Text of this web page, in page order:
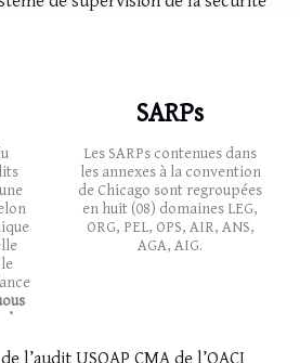
SARPs
Les SARPs contenues dans
les annexes à la convention
de Chicago sont regroupées
en huit (08) domaines LEG,
ORG, PEL, OPS, AIR, ANS,
AGA, AIG.
l’audit USOAP CMA de l’OACI